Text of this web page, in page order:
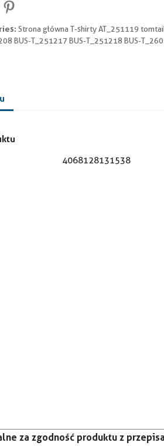
Strona główna T-shirty AT_251119
BUS-T_251217 BUS-T_251218 BUS-
4068128131538
za zgodność produktu z